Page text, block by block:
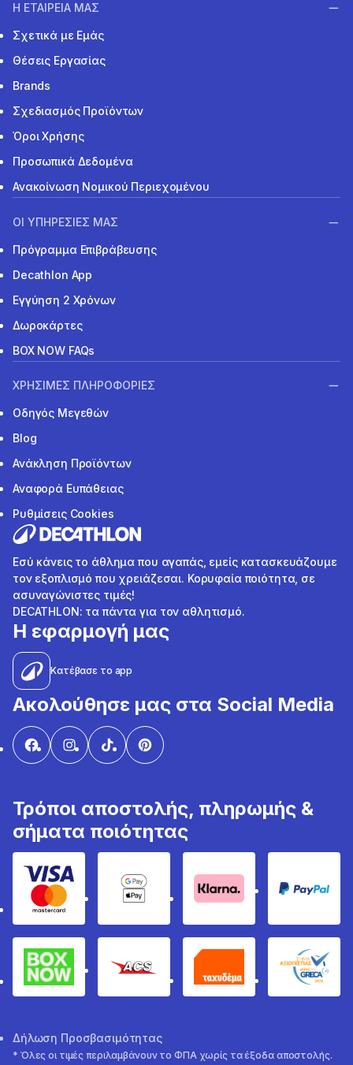
Η ΕΤΑΙΡΕΙΑ ΜΑΣ
Σχετικά με Εμάς
Θέσεις Εργασίας
Brands
Σχεδιασμός Προϊόντων
Όροι Χρήσης
Προσωπικά Δεδομένα
Ανακοίνωση Νομικού Περιεχομένου
ΟΙ ΥΠΗΡΕΣΙΕΣ ΜΑΣ
Πρόγραμμα Επιβράβευσης
Decathlon App
Εγγύηση 2 Χρόνων
Δωροκάρτες
BOX NOW FAQs
ΧΡΗΣΙΜΕΣ ΠΛΗΡΟΦΟΡΙΕΣ
Οδηγός Μεγεθών
Blog
Ανάκληση Προϊόντων
Αναφορά Ευπάθειας
Ρυθμίσεις Cookies
Εσύ κάνεις το άθλημα που αγαπάς, εμείς κατασκευάζουμε
τον εξοπλισμό που χρειάζεσαι. Κορυφαία ποιότητα, σε
ασυναγώνιστες τιμές!
DECATHLON: τα πάντα για τον αθλητισμό.
Η εφαρμογή μας
Κατέβασε το app
Ακολούθησε μας στα Social Media
Τρόποι αποστολής, πληρωμής &
σήματα ποιότητας
Visa & MastercardGoogle Pay & Apple Pay
Klarna PayPal
Box Now ACS Ταχυδέμα
Δήλωση Προσβασιμότητας
* Όλες οι τιμές περιλαμβάνουν το ΦΠΑ χωρίς τα έξοδα αποστολής.